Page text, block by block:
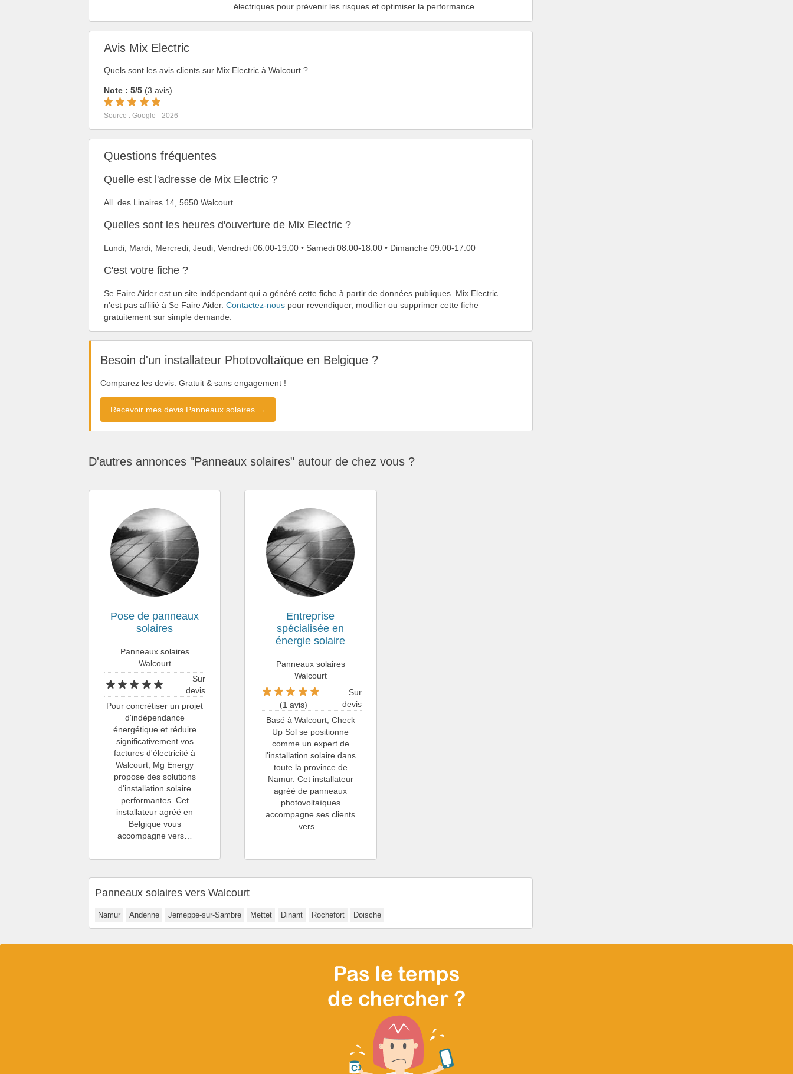
électriques pour prévenir les risques et optimiser la performance.
Avis Mix Electric
Quels sont les avis clients sur Mix Electric à Walcourt ?
Note : 5/5 (3 avis)
Source : Google - 2026
Questions fréquentes
Quelle est l'adresse de Mix Electric ?
All. des Linaires 14, 5650 Walcourt
Quelles sont les heures d'ouverture de Mix Electric ?
Lundi, Mardi, Mercredi, Jeudi, Vendredi 06:00-19:00 • Samedi 08:00-18:00 • Dimanche 09:00-17:00
C'est votre fiche ?
Se Faire Aider est un site indépendant qui a généré cette fiche à partir de données publiques. Mix Electric
n'est pas affilié à Se Faire Aider. Contactez-nous pour revendiquer, modifier ou supprimer cette fiche
gratuitement sur simple demande.
Besoin d'un installateur Photovoltaïque en Belgique ?
Comparez les devis. Gratuit & sans engagement !
Recevoir mes devis Panneaux solaires →
D'autres annonces "Panneaux solaires" autour de chez vous ?
Pose de panneaux
solaires
Panneaux solaires
Walcourt
Sur
devis
Pour concrétiser un projet
d'indépendance
énergétique et réduire
significativement vos
factures d'électricité à
Walcourt, Mg Energy
propose des solutions
d'installation solaire
performantes. Cet
installateur agréé en
Belgique vous
accompagne vers…
Entreprise
spécialisée en
énergie solaire
Panneaux solaires
Walcourt
(1 avis)
Sur
devis
Basé à Walcourt, Check
Up Sol se positionne
comme un expert de
l'installation solaire dans
toute la province de
Namur. Cet installateur
agréé de panneaux
photovoltaïques
accompagne ses clients
vers…
Panneaux solaires vers Walcourt
Namur Andenne Jemeppe-sur-Sambre Mettet Dinant Rochefort Doische